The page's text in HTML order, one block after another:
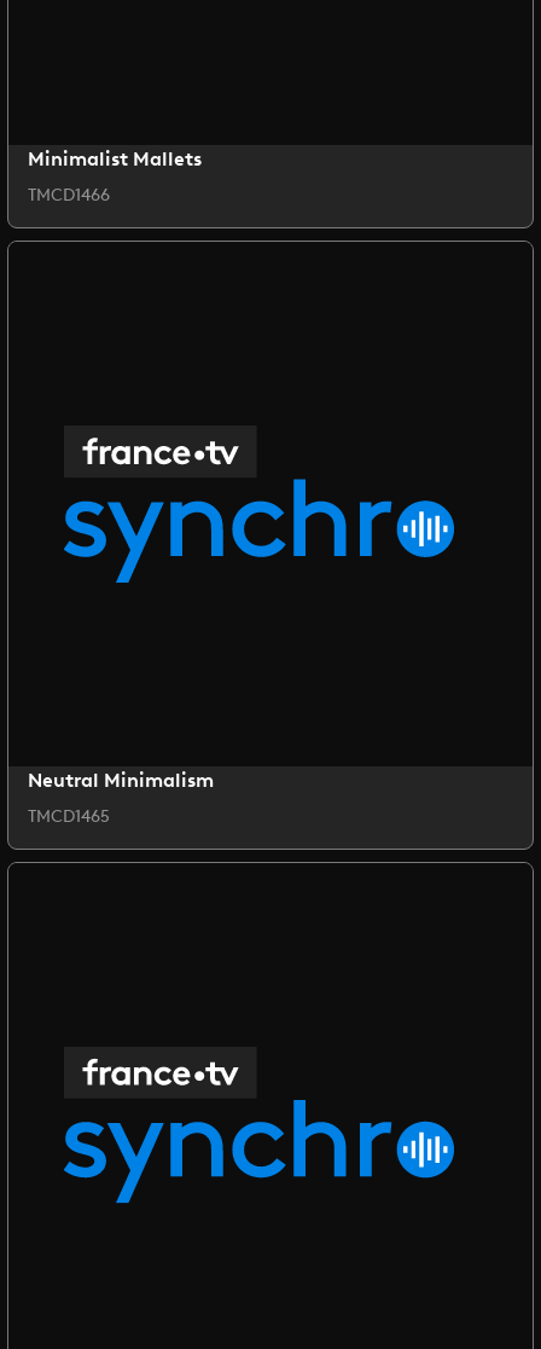
Minimalist Mallets
TMCD1466
Neutral Minimalism
TMCD1465